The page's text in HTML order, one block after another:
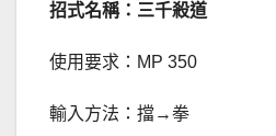
招式名稱：三千殺道
使用要求：MP 350
輸入方法：擋→拳